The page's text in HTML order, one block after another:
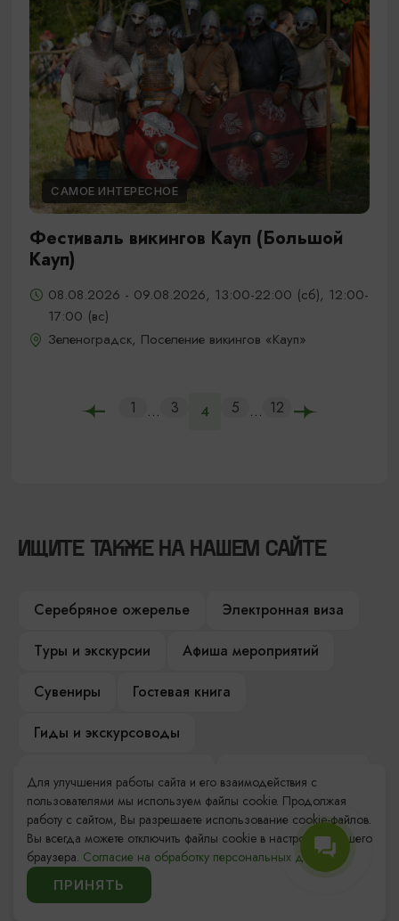
САМОЕ ИНТЕРЕСНОЕ
Фестиваль викингов Кауп (Большой
Кауп)
08.08.2026 - 09.08.2026, 13:00-22:00 (сб), 12:00-
17:00 (вс)
Зеленоградск, Поселение викингов «Кауп»
1 ... 3 4 5 ... 12
ИЩИТЕ ТАКЖЕ НА НАШЕМ САЙТЕ
Серебряное ожерелье
Электронная виза
Туры и экскурсии
Афиша мероприятий
Сувениры
Гостевая книга
Гиды и экскурсоводы
Достопримечательности
Карты и маршруты
Рестораны
Гостиницы
Как доехать
Компас Балтийской кухни
Настоящий Калининградец
Для улучшения работы сайта и его взаимодействия с
пользователями мы используем файлы cookie. Продолжая
работу с сайтом, Вы разрешаете использование cookie-файлов.
Вы всегда можете отключить файлы cookie в настройках Вашего
браузера. Согласие на обработку персональных данных.
ПРИНЯТЬ